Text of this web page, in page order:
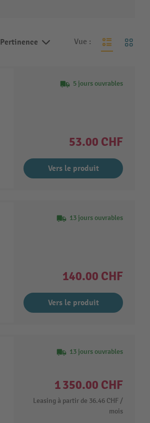
Pertinence Vue :
5 jours ouvrables
53.00 CHF
Vers le produit
13 jours ouvrables
140.00 CHF
Vers le produit
13 jours ouvrables
1 350.00 CHF
Leasing à partir de 36.46 CHF/
mois